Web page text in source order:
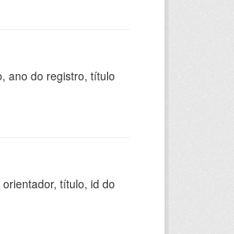
ano do registro, título
título, id do